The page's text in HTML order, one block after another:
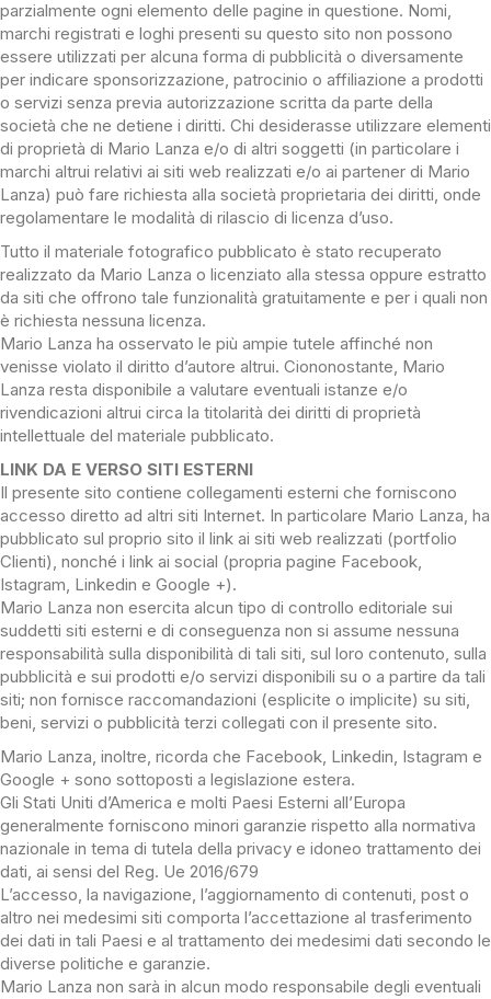
parzialmente ogni elemento delle pagine in questione. Nomi,
marchi registrati e loghi presenti su questo sito non possono
essere utilizzati per alcuna forma di pubblicità o diversamente
per indicare sponsorizzazione, patrocinio o affiliazione a prodotti
o servizi senza previa autorizzazione scritta da parte della
società che ne detiene i diritti. Chi desiderasse utilizzare elementi
di proprietà di Mario Lanza e/o di altri soggetti (in particolare i
marchi altrui relativi ai siti web realizzati e/o ai partener di Mario
Lanza) può fare richiesta alla società proprietaria dei diritti, onde
regolamentare le modalità di rilascio di licenza d’uso.
Tutto il materiale fotografico pubblicato è stato recuperato
realizzato da Mario Lanza o licenziato alla stessa oppure estratto
da siti che offrono tale funzionalità gratuitamente e per i quali non
è richiesta nessuna licenza.
Mario Lanza ha osservato le più ampie tutele affinché non
venisse violato il diritto d’autore altrui. Ciononostante, Mario
Lanza resta disponibile a valutare eventuali istanze e/o
rivendicazioni altrui circa la titolarità dei diritti di proprietà
intellettuale del materiale pubblicato.
LINK DA E VERSO SITI ESTERNI
Il presente sito contiene collegamenti esterni che forniscono
accesso diretto ad altri siti Internet. In particolare Mario Lanza, ha
pubblicato sul proprio sito il link ai siti web realizzati (portfolio
Clienti), nonché i link ai social (propria pagine Facebook,
Istagram, Linkedin e Google +).
Mario Lanza non esercita alcun tipo di controllo editoriale sui
suddetti siti esterni e di conseguenza non si assume nessuna
responsabilità sulla disponibilità di tali siti, sul loro contenuto, sulla
pubblicità e sui prodotti e/o servizi disponibili su o a partire da tali
siti; non fornisce raccomandazioni (esplicite o implicite) su siti,
beni, servizi o pubblicità terzi collegati con il presente sito.
Mario Lanza, inoltre, ricorda che Facebook, Linkedin, Istagram e
Google + sono sottoposti a legislazione estera.
Gli Stati Uniti d’America e molti Paesi Esterni all’Europa
generalmente forniscono minori garanzie rispetto alla normativa
nazionale in tema di tutela della privacy e idoneo trattamento dei
dati, ai sensi del Reg. Ue 2016/679
L’accesso, la navigazione, l’aggiornamento di contenuti, post o
altro nei medesimi siti comporta l’accettazione al trasferimento
dei dati in tali Paesi e al trattamento dei medesimi dati secondo le
diverse politiche e garanzie.
Mario Lanza non sarà in alcun modo responsabile degli eventuali